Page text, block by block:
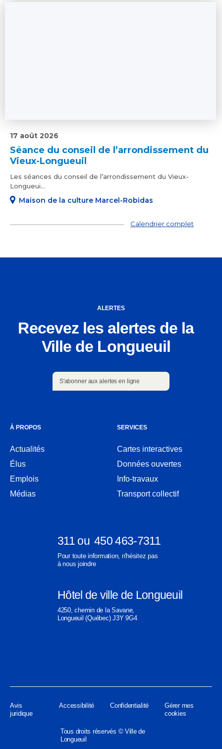
Séance du conseil de l’arrondissement du
Vieux-Longueuil
17 août 2026
Les séances du conseil de l’arrondissement du Vieux-
Longueui...
Maison de la culture Marcel-Robidas
Calendrier complet
ALERTES
Recevez les alertes de la
Ville de Longueuil
S'abonner aux alertes en ligne
À PROPOS
Actualités
Élus
Emplois
Médias
SERVICES
Cartes interactives
Ouvre
dans
une
nouvelle
Données ouvertes
Ouvre
dans
une
Info-travaux
Transport collectif
311Ouvre
dans
une
fenêtre
ou 450 463-7311
Ouvre
dans
fenêtre
Pour toute information, n'hésitez pas
à nous joindre
Hôtel de ville de Longueuil
Ouvre
dans
4250, chemin de la Savane,
Longueuil (Québec) J3Y 9G4
Avis
juridique
Accessibilité Confidentialité
Gérer mes
cookies
Tous droits réservés © Ville de
Longueuil